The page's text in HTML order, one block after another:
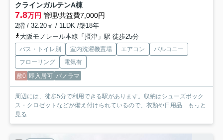
クラインガルテンA棟
7.8万円 管理/共益費7,000円
2階 / 32.20㎡ / 1LDK /築18年
大阪モノレール本線「摂津」駅 徒歩25分
バス・トイレ別 室内洗濯機置場 エアコン
バルコニー
フローリング
電気有
敷0 即入居可 パノラマ
周辺には、徒歩5分で利用できる駅があります。収納はシューズボック
ス・クロゼットなどが備え付けられているので、衣類や日用品... もっと
見る